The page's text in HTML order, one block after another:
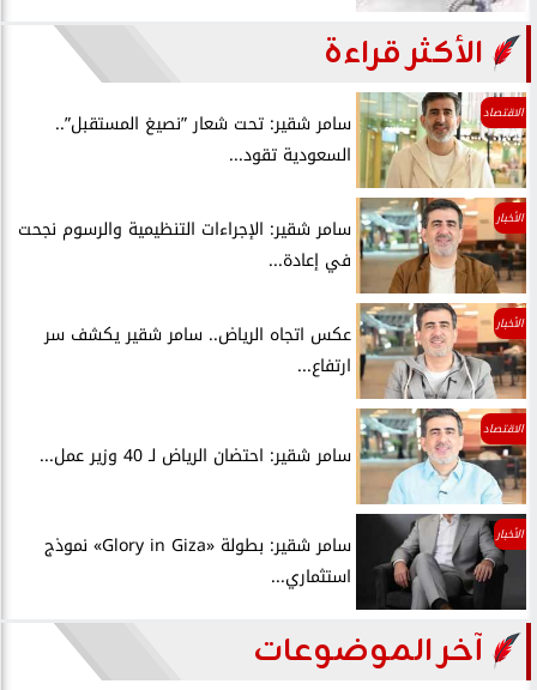
الأكثر قراءة
الاقتصاد
سامر شقير: تحت شعار ”نصيغ المستقبل”..
السعودية تقود...
الأخبار
سامر شقير: الإجراءات التنظيمية والرسوم نجحت
في إعادة...
الأخبار
عكس اتجاه الرياض.. سامر شقير يكشف سر
ارتفاع...
الاقتصاد
سامر شقير: احتضان الرياض لـ 40 وزير عمل...
الأخبار
سامر شقير: بطولة «Glory in Giza» نموذج
استثماري...
آخر الموضوعات